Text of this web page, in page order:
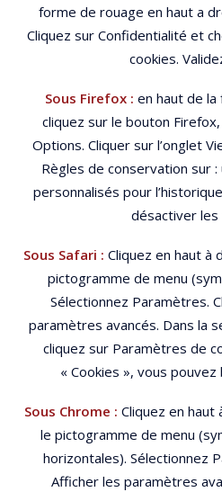
forme de rouage en haut a
Cliquez sur Confidentialité et
cookies.
Sous Firefox : en haut de
cliquez sur le bouton
Options. Cliquer sur l’onglet
Règles de conservation sur
personnalisés pour
désactiver les
Sous Safari : Cliquez en haut à
pictogramme de menu
Sélectionnez Paramètres.
paramètres avancés. Dans la
cliquez sur Paramètres de
« Cookies », vous
Sous Chrome : Cliquez en
le pictogramme de menu
horizontales). Sélectionnez
Afficher les paramètres